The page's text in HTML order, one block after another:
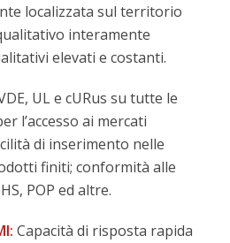
localizzata sul territorio
interamente
elevati e costanti.
UL e cURus su tutte le
l’accesso ai mercati
di inserimento nelle
finiti; conformità alle
POP ed altre.
Capacità di risposta rapida